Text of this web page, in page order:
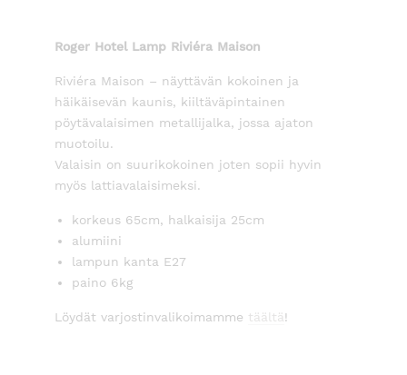
Roger Hotel Lamp Riviéra Maison
Riviéra Maison – näyttävän kokoinen ja
häikäisevän kaunis, kiiltäväpintainen
pöytävalaisimen metallijalka, jossa ajaton
muotoilu.
Valaisin on suurikokoinen joten sopii hyvin
myös lattiavalaisimeksi.
korkeus 65cm, halkaisija 25cm
alumiini
lampun kanta E27
paino 6kg
Löydät varjostinvalikoimamme täältä!